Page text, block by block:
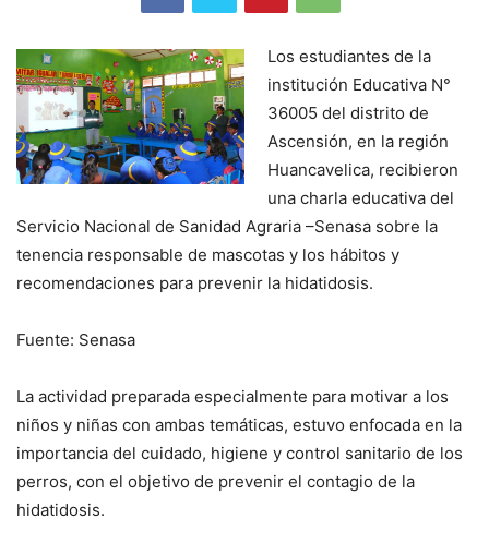
Los estudiantes de la
institución Educativa N°
36005 del distrito de
Ascensión, en la región
Huancavelica, recibieron
una charla educativa del
Servicio Nacional de Sanidad Agraria –Senasa sobre la
tenencia responsable de mascotas y los hábitos y
recomendaciones para prevenir la hidatidosis.
Fuente: Senasa
La actividad preparada especialmente para motivar a los
niños y niñas con ambas temáticas, estuvo enfocada en la
importancia del cuidado, higiene y control sanitario de los
perros, con el objetivo de prevenir el contagio de la
hidatidosis.